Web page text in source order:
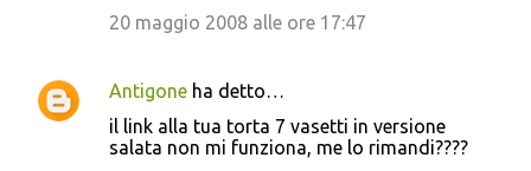
20 maggio 2008 alle ore 17:47
Antigone ha detto…
il link alla tua torta 7 vasetti in versione
salata non mi funziona, me lo rimandi????